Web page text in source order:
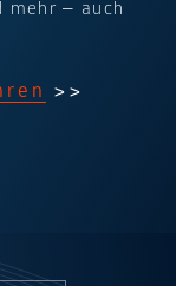
mehr – auch
>>